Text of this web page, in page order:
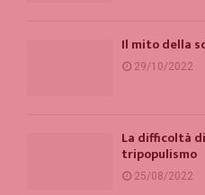
Il mito della
29/10/2022
La difficoltà
tripopulismo
25/08/2022